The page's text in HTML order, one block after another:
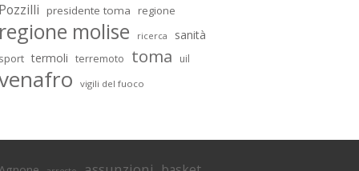
Pozzilli presidente toma regione
regione molise ricerca sanità
sport termoli terremoto toma uil
vigili del fuoco